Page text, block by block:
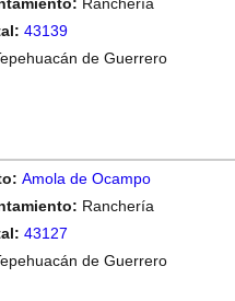
43139
de Guerrero
Amola de Ocampo
Ranchería
43127
de Guerrero